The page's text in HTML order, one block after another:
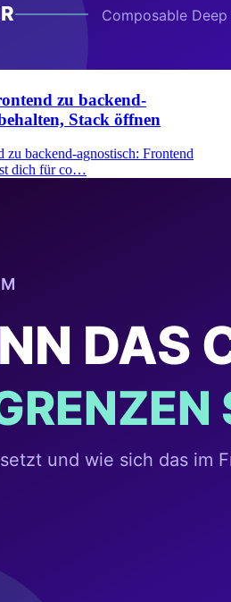
zu backend-
Stack öffnen
zu backend-agnostisch: Frontend
dich für co…